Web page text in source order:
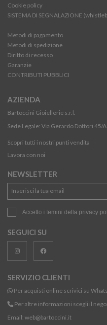
Cookie policy
SISTEMA DI SEGNALAZIONE
Metodi di pagamento
Metodi di spedizione
Diritto di recesso
Garanzie
CONTRIBUTI PUBBLICI
AZIENDA
Bartoccini Gioiellerie s.r.l.
Sede Legale: Via Gerardo Dottori 45/A
Scopri tutti i nostri punti vendita
Lavora con noi
NEWSLETTER
Accetto i temini della privacy
SEGUICI SU
SERVIZIO CLIENTI
Per acquisti online scrivici su
Per altre informazioni scegli il
Email: web@bartoccini.it